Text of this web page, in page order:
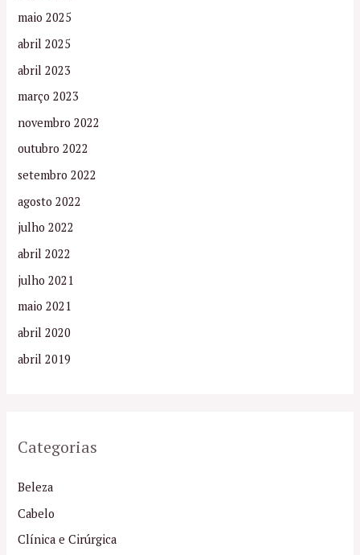
maio 2025
abril 2025
abril 2023
março 2023
novembro 2022
outubro 2022
setembro 2022
agosto 2022
julho 2022
abril 2022
julho 2021
maio 2021
abril 2020
abril 2019
Categorias
Beleza
Cabelo
Clínica e Cirúrgica